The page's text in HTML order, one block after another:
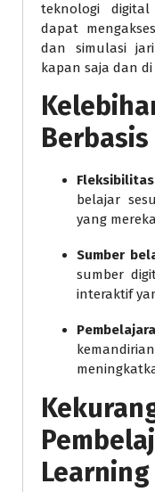
teknologi
dapat
dan simulasi
kapan saja dan di
belajar
yang
Sumber
sumber
interaktif
Learning